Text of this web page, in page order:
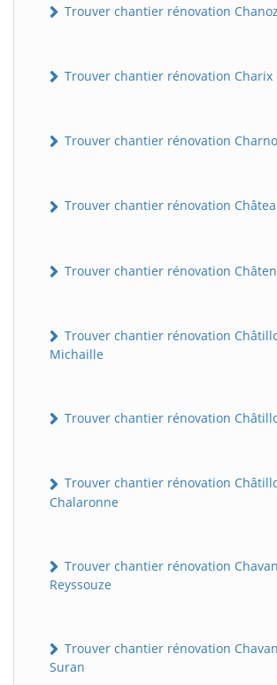
Trouver chantier rénovation
Trouver chantier rénovation Charix
Trouver chantier rénovation
Trouver chantier rénovation
Trouver chantier rénovation
Trouver chantier rénovation
Michaille
Trouver chantier rénovation
Trouver chantier rénovation
Chalaronne
Trouver chantier rénovation
Reyssouze
Trouver chantier rénovation
Suran